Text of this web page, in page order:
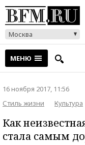
Москва
МЕНЮ
16 ноября 2017, 11:56
Стиль жизни
Культура
Как
стала самым